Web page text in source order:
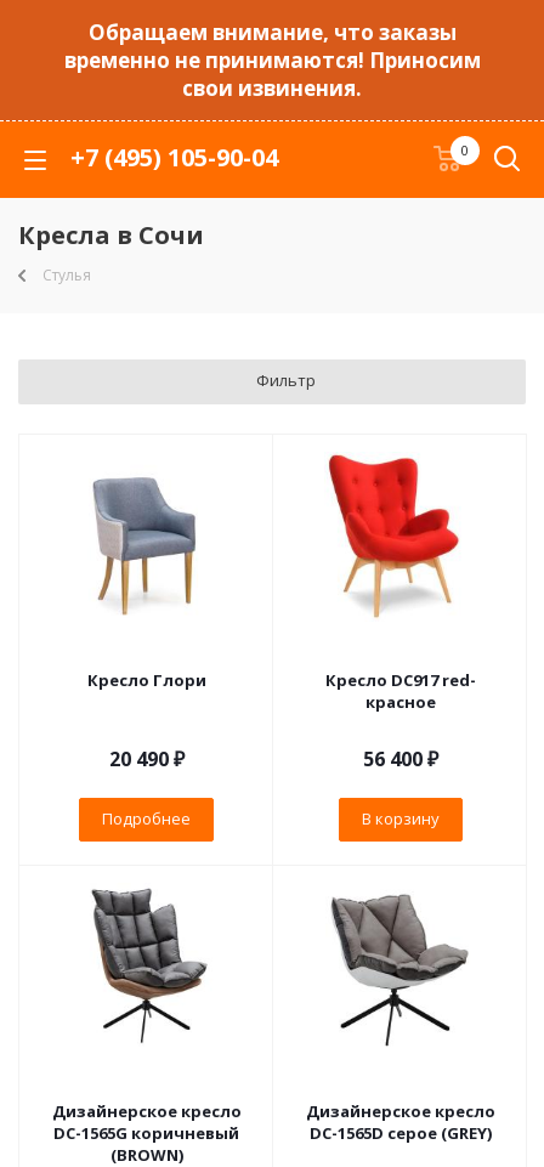
Обращаем внимание, что заказы
временно не принимаются! Приносим
свои извинения.
+7 (495) 105-90-04 0
Кресла в Сочи
Стулья
Фильтр
Кресло Глори
20 490 ₽
Подробнее
Кресло DC917 red-
красное
56 400₽
В корзину
Дизайнерское кресло
DC-1565G коричневый
(BROWN)
Дизайнерское кресло
DC-1565D серое (GREY)